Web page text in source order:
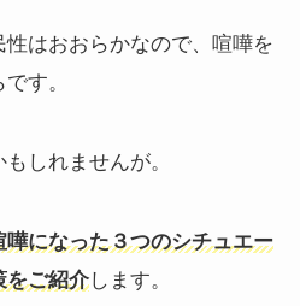
はおおらかなので、喧嘩を
す。
しれませんが。
嘩になった３つのシチュエー
をご紹介します。